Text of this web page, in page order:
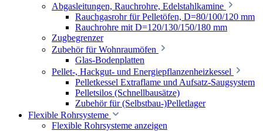
Abgasleitungen, Rauchrohre, Edelstahlkamine
Rauchgasrohr für Pelletöfen, D=80/100/120 mm
Rauchrohre mit D=120/130/150/180 mm
Zugbegrenzer
Zubehör für Wohnraumöfen
Glas-Bodenplatten
Pellet-, Hackgut- und Energiepflanzenheizkessel
Pelletkessel Extraflame und Aufsatz-Saugsystem
Pelletsilos (Schnellbausätze)
Zubehör für (Selbstbau-)Pelletlager
Flexible Rohrsysteme
Flexible Rohrsysteme anzeigen